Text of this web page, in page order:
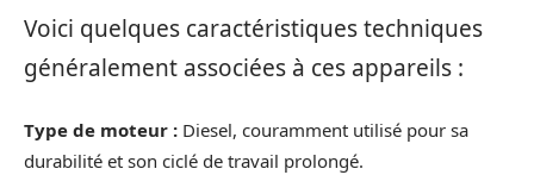
Voici quelques caractéristiques techniques
généralement associées à ces appareils :
Type de moteur : Diesel, couramment utilisé pour sa
durabilité et son ciclé de travail prolongé.